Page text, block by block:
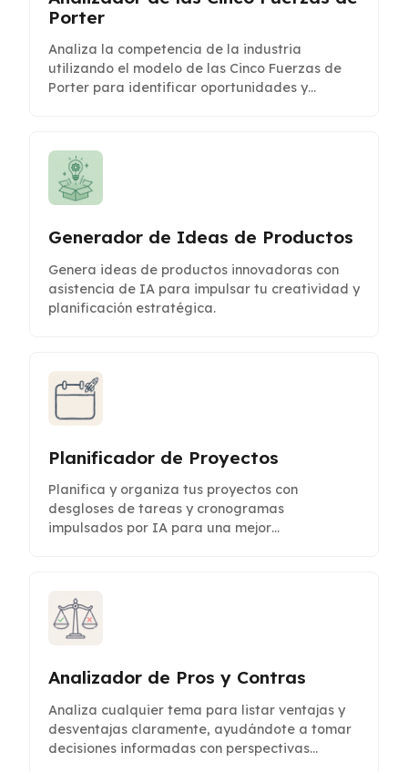
Porter
Analiza la competencia de la industria
utilizando el modelo de las Cinco Fuerzas de
Porter para identificar oportunidades y
Generador de Ideas de Productos
Genera ideas de productos innovadoras con
asistencia de IA para impulsar tu creatividad y
planificación estratégica.
Planificador de Proyectos
Planifica y organiza tus proyectos con
desgloses de tareas y cronogramas
impulsados por IA para una mejor
Analizador de Pros y Contras
Analiza cualquier tema para listar ventajas y
desventajas claramente, ayudándote a tomar
decisiones informadas con perspectivas